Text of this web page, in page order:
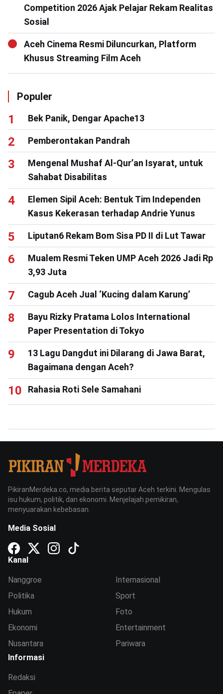
Competition 2026 Ajak Pelajar Rekam Realitas
Sosial
Aceh Cinema Resmi Diluncurkan, Platform
Khusus Streaming Film Aceh
Populer
Bek Panik, Dengar Apache13
Pemberontakan Pandrah
Mengenal Mushaf Al-Qur’an Isyarat, untuk
Sahabat Disabilitas
Elemen Sipil Aceh: Bentuk Tim Independen
Kasus Kekerasan terhadap Andrie Yunus
Liputan6 Rekam Bom Sisa PD II di Lut Tawar
Mualem Resmi Teken UMP Aceh 2026 Jadi Rp
3,93 Juta
Cagub Aceh Jual ‘Kucing dalam Karung’
Bayu Rizky Pratama Lolos International
Paper Presentation di Tokyo
13 Lagu Dangdut ini Dilarang di Jawa Barat,
Bagaimana dengan Aceh?
Rahasia Roti Sele Samahani
PikiranMerdeka.co, media berita seputar Aceh terkini. Mengulas
isu hukum, politik, dan ekonomi. Menjelajah pemikiran,
menyuarakan kebebasan.
Media Sosial
Kanal
Nanggroe
Politika
Hukum
Ekonomi
Nusantara
Internasional
Sport
Foto
Entertainment
Pariwara
Informasi
Redaksi